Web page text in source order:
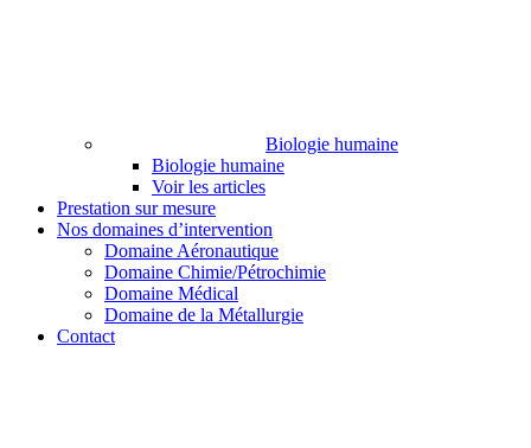
Biologie humaine
Biologie humaine
Voir les articles
Prestation sur mesure
Nos domaines d’intervention
Domaine Aéronautique
Domaine Chimie/Pétrochimie
Domaine Médical
Domaine de la Métallurgie
Contact